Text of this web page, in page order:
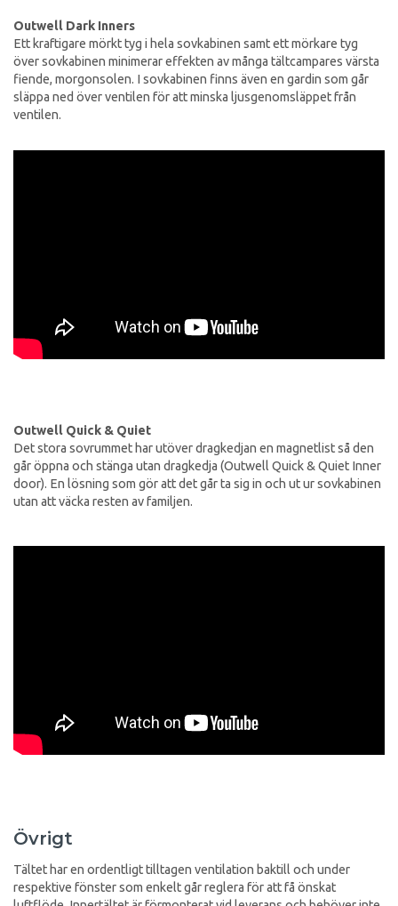
Outwell Dark Inners
Ett kraftigare mörkt tyg i hela sovkabinen samt ett mörkare tyg
över sovkabinen minimerar effekten av många tältcampares värsta
fiende, morgonsolen. I sovkabinen finns även en gardin som går
släppa ned över ventilen för att minska ljusgenomsläppet från
ventilen.
Outwell Quick & Quiet
Det stora sovrummet har utöver dragkedjan en magnetlist så den
går öppna och stänga utan dragkedja (Outwell Quick & Quiet Inner
door). En lösning som gör att det går ta sig in och ut ur sovkabinen
utan att väcka resten av familjen.
Övrigt
Tältet har en ordentligt tilltagen ventilation baktill och under
respektive fönster som enkelt går reglera för att få önskat